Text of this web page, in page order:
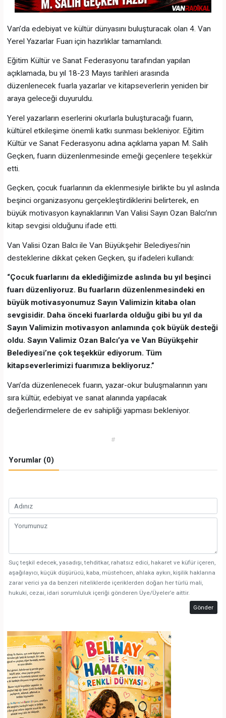
Van’da edebiyat ve kültür dünyasını buluşturacak olan 4. Van
Yerel Yazarlar Fuarı için hazırlıklar tamamlandı.
Eğitim Kültür ve Sanat Federasyonu tarafından yapılan
açıklamada, bu yıl 18-23 Mayıs tarihleri arasında
düzenlenecek fuarla yazarlar ve kitapseverlerin yeniden bir
araya geleceği duyuruldu.
Yerel yazarların eserlerini okurlarla buluşturacağı fuarın,
kültürel etkileşime önemli katkı sunması bekleniyor. Eğitim
Kültür ve Sanat Federasyonu adına açıklama yapan M. Salih
Geçken, fuarın düzenlenmesinde emeği geçenlere teşekkür
etti.
Geçken, çocuk fuarlarının da eklenmesiyle birlikte bu yıl aslında
beşinci organizasyonu gerçekleştirdiklerini belirterek, en
büyük motivasyon kaynaklarının Van Valisi Sayın Ozan Balcı’nın
kitap sevgisi olduğunu ifade etti.
Van Valisi Ozan Balcı ile Van Büyükşehir Belediyesi’nin
desteklerine dikkat çeken Geçken, şu ifadeleri kullandı:
“Çocuk fuarlarını da eklediğimizde aslında bu yıl beşinci
fuarı düzenliyoruz. Bu fuarların düzenlenmesindeki en
büyük motivasyonumuz Sayın Valimizin kitaba olan
sevgisidir. Daha önceki fuarlarda olduğu gibi bu yıl da
Sayın Valimizin motivasyon anlamında çok büyük desteği
oldu. Sayın Valimiz Ozan Balcı’ya ve Van Büyükşehir
Belediyesi’ne çok teşekkür ediyorum. Tüm
kitapseverlerimizi fuarımıza bekliyoruz.”
Van’da düzenlenecek fuarın, yazar-okur buluşmalarının yanı
sıra kültür, edebiyat ve sanat alanında yapılacak
değerlendirmelere de ev sahipliği yapması bekleniyor.
#
Yorumlar (0)
Suç teşkil edecek, yasadışı, tehditkar, rahatsız edici, hakaret ve küfür içeren,
aşağılayıcı, küçük düşürücü, kaba, müstehcen, ahlaka aykırı, kişilik haklarına
zarar verici ya da benzeri niteliklerde içeriklerden doğan her türlü mali,
hukuki, cezai, idari sorumluluk içeriği gönderen Üye/Üyeler’e aittir.
Gönder